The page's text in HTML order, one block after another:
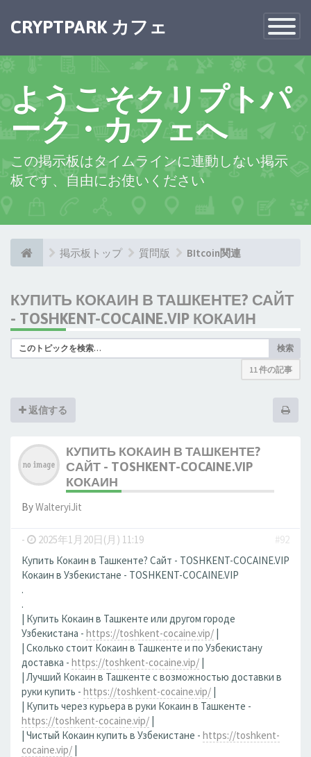
Toggle
CRYPTPARK カフェ
ようこそクリプトパ
ーク・カフェへ
この掲示板はタイムラインに連動しない掲示
板です、自由にお使いください
掲示板トップ 質問版 BItcoin関連
КУПИТЬ КОКАИН В ТАШКЕНТЕ? САЙТ
- TOSHKENT-COCAINE.VIP КОКАИН
検索
11 件の記事
返信する
КУПИТЬ КОКАИН В ТАШКЕНТЕ?
САЙТ - TOSHKENT-COCAINE.VIP
КОКАИН
ByWalteryiJit
- 2025年1月20日(月) 11:19
#92
Купить Кокаин в Ташкенте? Сайт - TOSHKENT-COCAINE.VIP
Кокаин в Узбекистане - TOSHKENT-COCAINE.VIP
.
.
| Купить Кокаин в Ташкенте или другом городе
Узбекистана - https://toshkent-cocaine.vip/ |
| Сколько стоит Кокаин в Ташкенте и по Узбекистану
доставка - https://toshkent-cocaine.vip/ |
| Лучший Кокаин в Ташкенте с возможностью доставки в
руки купить - https://toshkent-cocaine.vip/ |
| Купить через курьера в руки Кокаин в Ташкенте -
https://toshkent-cocaine.vip/ |
| Чистый Кокаин купить в Узбекистане - https://toshkent-
cocaine.vip/ |